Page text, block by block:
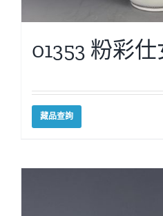
01353 粉彩
藏品查詢